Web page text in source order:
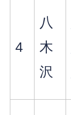
4
八
木
沢